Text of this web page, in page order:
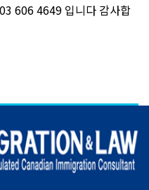
606 4649 입니다 감사합